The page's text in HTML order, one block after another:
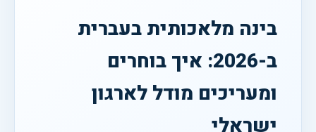
בינה מלאכותית בעברית
ב-2026: איך בוחרים
ומעריכים מודל לארגון
ישראלי